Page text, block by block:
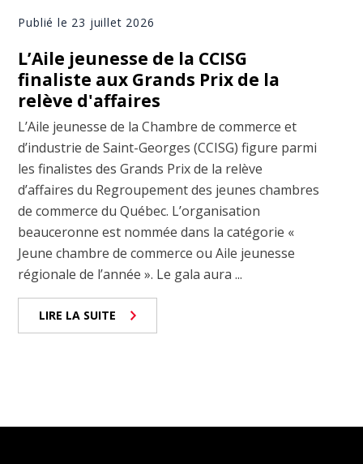
Publié le 23 juillet 2026
L’Aile jeunesse de la CCISG
finaliste aux Grands Prix de la
relève d'affaires
L’Aile jeunesse de la Chambre de commerce et
d’industrie de Saint-Georges (CCISG) figure parmi
les finalistes des Grands Prix de la relève
d’affaires du Regroupement des jeunes chambres
de commerce du Québec. L’organisation
beauceronne est nommée dans la catégorie «
Jeune chambre de commerce ou Aile jeunesse
régionale de l’année ». Le gala aura ...
LIRE LA SUITE